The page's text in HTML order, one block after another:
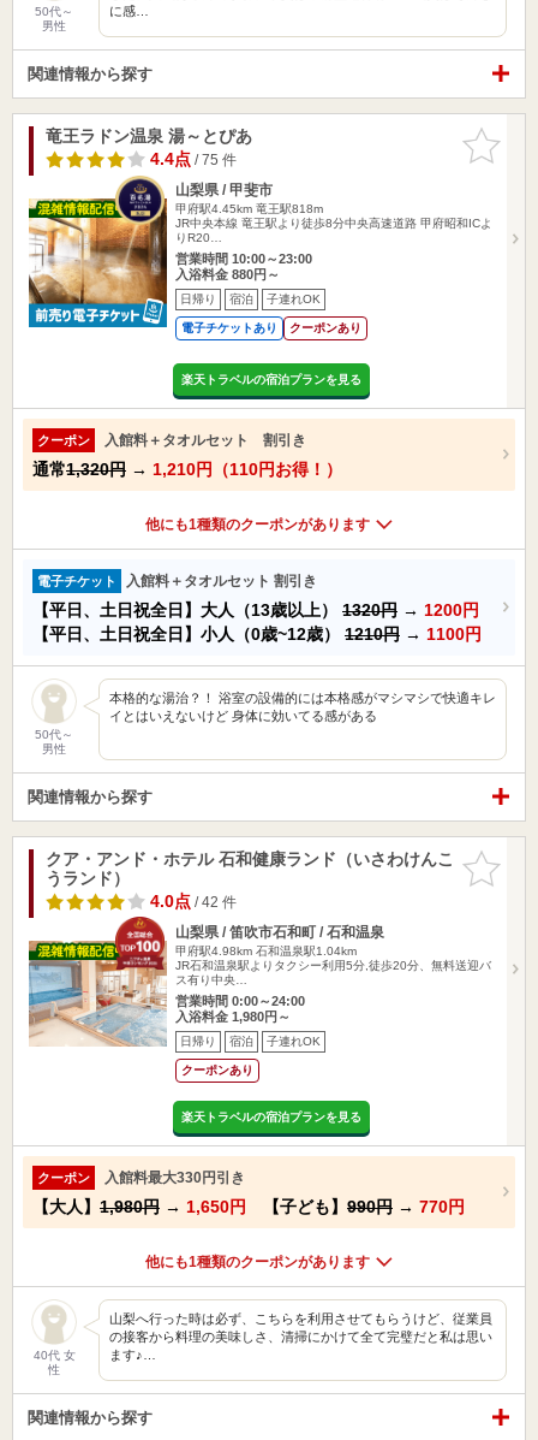
50代～
男性
に感…
関連情報から探す
お気に入
りに追加
竜王ラドン温泉 湯～とぴあ
4.4点/ 75 件
山梨県 / 甲斐市
甲府駅4.45km 竜王駅818m
JR中央本線 竜王駅より徒歩8分中央高速道路 甲府昭和ICよ
りR20…
営業時間 10:00～23:00
入浴料金 880円～
日帰り 宿泊 子連れOK
電子チケットあり クーポンあり
楽天トラベルの宿泊プランを見る
クーポン 入館料＋タオルセット 割引き
通常1,320円 → 1,210円（110円お得！）
他にも1種類のクーポンがあります
電子チケット 入館料＋タオルセット 割引き
【平日、土日祝全日】大人（13歳以上） 1320円 → 1200円
【平日、土日祝全日】小人（0歳~12歳） 1210円 → 1100円
50代～
男性
本格的な湯治？！ 浴室の設備的には本格感がマシマシで快適キレ
イとはいえないけど 身体に効いてる感がある
関連情報から探す
お気に入
りに追加
クア・アンド・ホテル 石和健康ランド（いさわけんこ
うランド）
4.0点/ 42 件
山梨県 / 笛吹市石和町 / 石和温泉
甲府駅4.98km 石和温泉駅1.04km
JR石和温泉駅よりタクシー利用5分,徒歩20分、無料送迎バ
ス有り中央…
営業時間 0:00～24:00
入浴料金 1,980円～
日帰り 宿泊 子連れOK
クーポンあり
楽天トラベルの宿泊プランを見る
クーポン 入館料最大330円引き
【大人】 1,980円 → 1,650円 【子ども】 990円 → 770円
他にも1種類のクーポンがあります
40代 女
性
山梨へ行った時は必ず、こちらを利用させてもらうけど、従業員
の接客から料理の美味しさ、清掃にかけて全て完璧だと私は思い
ます♪…
関連情報から探す